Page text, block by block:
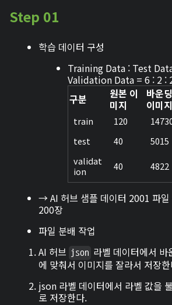
Step 01
학습 데이터 구성
Training Data : Test
Validation Data = 6 : 2 :
구분
원본 이
미지
바운
이미지
train 120
test
40
5015
validat
ion
40 4822
→ AI 허브 샘플 데이터 2001 파일
200장
파일 분배 작업
AI 허브 json 라벨 데이터에서 바
에 맞춰서 이미지를 잘라서 저장
json 라벨 데이터에서 라벨 값을
로 저장한다.